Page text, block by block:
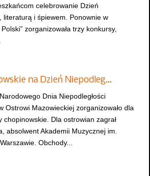
celebrowanie Dzień
literaturą i śpiewem. Ponownie w
zorganizowała trzy konkursy,
na Dzień Niepodleg…
Dnia Niepodległości
Ostrowi Mazowieckiej zorganizowało dla
chopinowskie. Dla ostrowian zagrał
absolwent Akademii Muzycznej im.
Obchody...